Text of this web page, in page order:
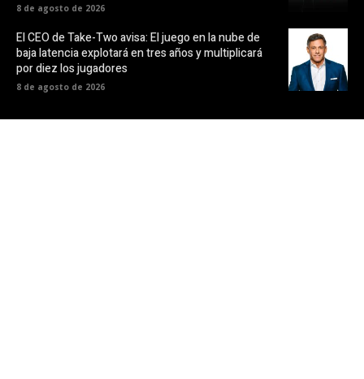
8 de agosto de 2026
El CEO de Take-Two avisa: El juego en la nube de
baja latencia explotará en tres años y multiplicará
por diez los jugadores
8 de agosto de 2026